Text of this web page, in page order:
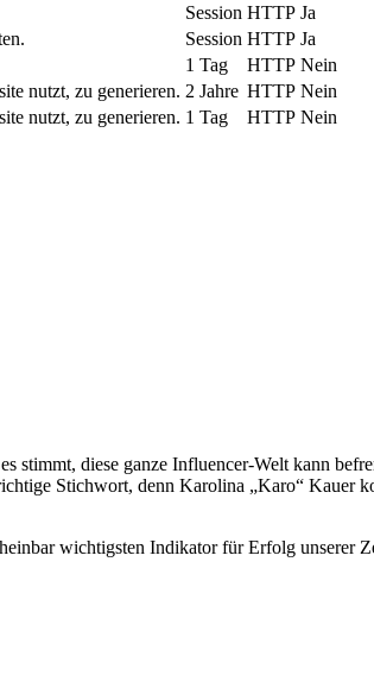
Session HTTP Ja
Session HTTP Ja
1 Tag HTTP Nein
nutzt, zu generieren. 2 Jahre HTTP Nein
nutzt, zu generieren. 1 Tag HTTP Nein
stimmt, diese ganze Influencer-Welt kann
Stichwort, denn Karolina „Karo“ Kauer
wichtigsten Indikator für Erfolg unserer